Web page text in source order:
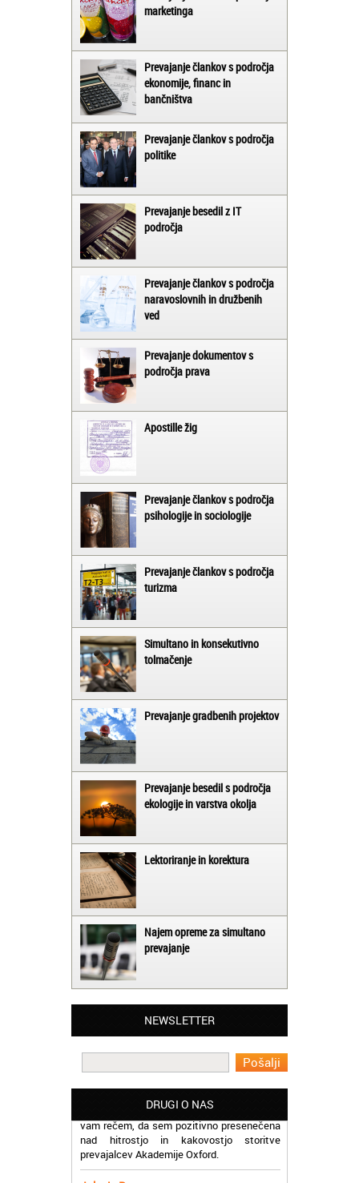
marketinga
Prevajanje člankov s področja
ekonomije, financ in
bančništva
Prevajanje člankov s področja
politike
Prevajanje besedil z IT
področja
Prevajanje člankov s področja
naravoslovnih in družbenih
ved
Prevajanje dokumentov s
področja prava
Apostille žig
Prevajanje člankov s področja
psihologije in sociologije
Prevajanje člankov s področja
turizma
Simultano in konsekutivno
tolmačenje
Prevajanje gradbenih projektov
Prevajanje besedil s področja
ekologije in varstva okolja
Lektoriranje in korektura
Najem opreme za simultano
prevajanje
NEWSLETTER
DRUGI O NAS
Matjaž iz Ajdovščine:
Lahko pohvalim vse zaposlene v Akademiji
Oxford, ker so resnično profesionalni in
prevajalske storitve opravljajo hitro in
Martina iz Bleda:
Potrebovala sem prevajanje iz
vam rečem, da sem pozitivno presenečena
nad hitrostjo in kakovostjo storitve
prevajalcev Akademije Oxford.
Jaka iz Bovca:
Mislim, da je odlično, ker lahko na enem